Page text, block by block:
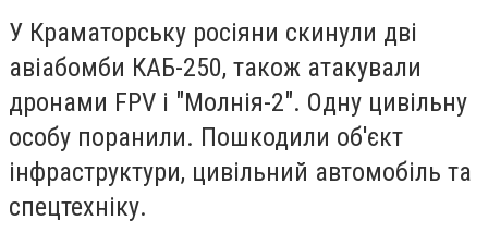
У Краматорську росіяни скинули дві
авіабомби КАБ-250, також атакували
дронами FPV і "Молнія-2". Одну цивільну
особу поранили. Пошкодили об'єкт
інфраструктури, цивільний автомобіль та
спецтехніку.